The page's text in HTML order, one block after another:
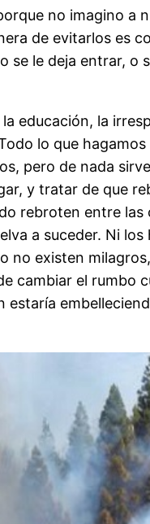
no imagino a
de evitarlos es
se le deja entrar,
educación, la
lo que
pero de nada
y tratar de que
rebroten entre
a suceder. Ni
no existen
cambiar el rumbo